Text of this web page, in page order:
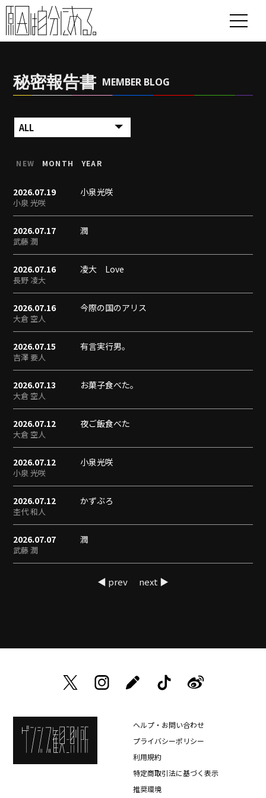
秘密報告書 MEMBER BLOG
NEW MONTH YEAR
2026.07.19
小泉 光咲
小泉光咲
2026.07.17
武藤 潤
潤
2026.07.16
長野 凌大
凌大 Love
2026.07.16
大倉 空人
今際の国のアリス
2026.07.15
吉澤 要人
有言実行男。
2026.07.13
大倉 空人
お菓子食べた。
2026.07.12
大倉 空人
夜ご飯食べた
2026.07.12
小泉 光咲
小泉光咲
2026.07.12
杢代 和人
かずぶろ
2026.07.07
武藤 潤
潤
◀ prev next ▶
ヘルプ・お問い合わせ
プライバシーポリシー
利用規約
特定商取引法に基づく表示
推奨環境